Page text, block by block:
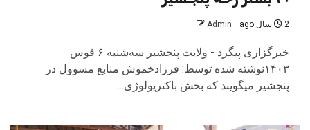
2 سال ago Admin
خبرگزاری پیگرد - ولایت پنجشیر سه‌شنبه ۶ قوس
۱۴۰۳نوشته شده توسط: فرزادخموش منابع مسوول در
پنجشیر میگویند که بخش باکتریولوژی...